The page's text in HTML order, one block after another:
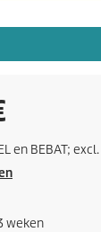
en BEBAT; excl.
weken